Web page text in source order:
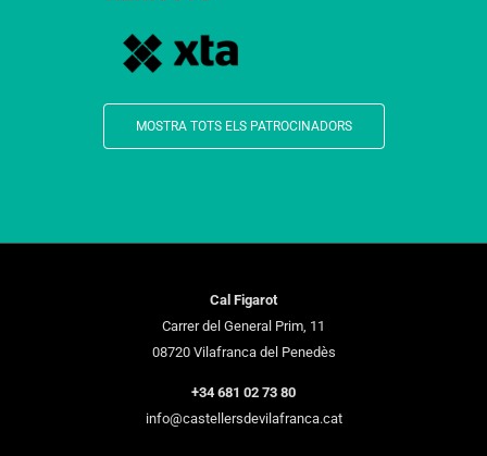
MOSTRA TOTS ELS PATROCINADORS
Cal Figarot
Carrer del General Prim, 11
08720 Vilafranca del Penedès
+34 681 02 73 80
info@castellersdevilafranca.cat